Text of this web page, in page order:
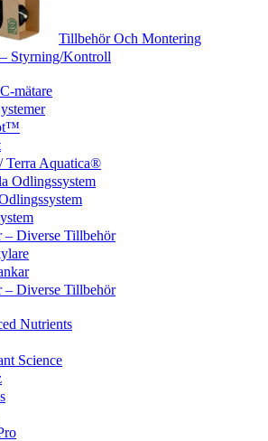
Tillbehör Och Montering
Styrning/Kontroll
mätare
Aquatica®
Odlingssystem
– Diverse Tillbehör
– Diverse Tillbehör
Nutrients
Science